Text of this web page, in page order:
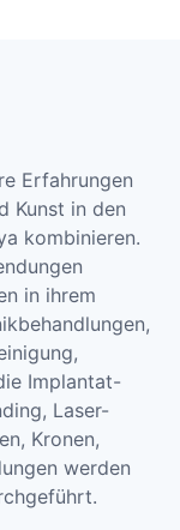
Erfahrungen
Kunst in den
kombinieren.
in ihrem
Implantat-
Laser-
Kronen,
werden